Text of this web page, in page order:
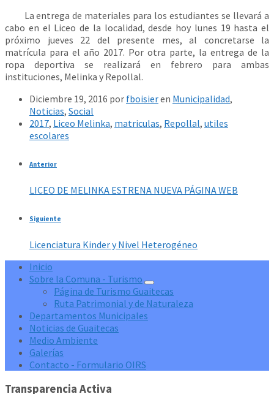
La entrega de materiales para los estudiantes se llevará a
cabo en el Liceo de la localidad, desde hoy lunes 19 hasta el
próximo jueves 22 del presente mes, al concretarse la
matrícula para el año 2017. Por otra parte, la entrega de la
ropa deportiva se realizará en febrero para ambas
instituciones, Melinka y Repollal.
Diciembre 19, 2016 por fboisieren Municipalidad,
Noticias, Social
2017, Liceo Melinka, matriculas, Repollal, utiles
escolares
Anterior
LICEO DE MELINKA ESTRENA NUEVA PÁGINA WEB
Siguiente
Licenciatura Kinder y Nivel Heterogéneo
Inicio
Sobre la Comuna - Turismo
Página de Turismo Guaitecas
Ruta Patrimonial y de Naturaleza
Departamentos Municipales
Noticias de Guaitecas
Medio Ambiente
Galerías
Contacto - Formulario OIRS
Transparencia Activa